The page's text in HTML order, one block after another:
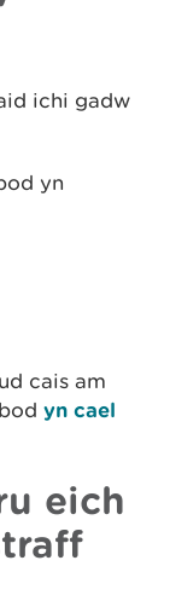
ichi gadw
yn
cais am
yn cael
eich